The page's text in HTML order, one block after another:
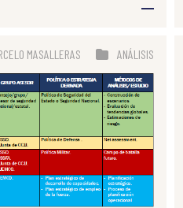
MASALLERAS ANÁLISIS